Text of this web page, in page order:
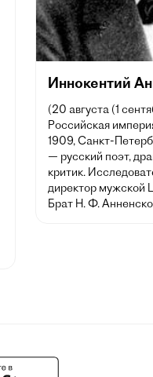
Иннокентий
(20 августа (1
Российская
1909, Санкт-
— русский поэт,
критик.
директор мужской
Брат Н. Ф.